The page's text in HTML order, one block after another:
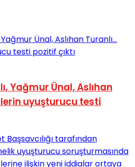
Yağmur Ünal, Aslıhan
uyuşturucu testi